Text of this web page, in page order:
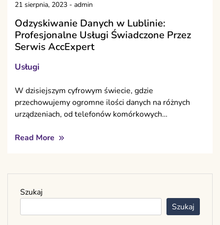
21 sierpnia, 2023 - admin
Odzyskiwanie Danych w Lublinie:
Profesjonalne Usługi Świadczone Przez
Serwis AccExpert
Usługi
W dzisiejszym cyfrowym świecie, gdzie
przechowujemy ogromne ilości danych na różnych
urządzeniach, od telefonów komórkowych…
Read More
Szukaj
Szukaj